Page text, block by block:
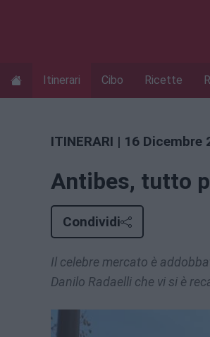
Itinerari Cibo Ricette
ITINERARI | 16 Dicembre
Antibes, tutto
Condividi
Il celebre mercato è
Danilo Radaelli che vi si è